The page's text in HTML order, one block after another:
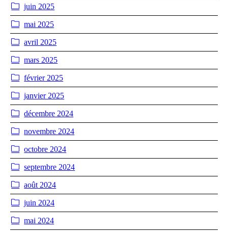
juin 2025
mai 2025
avril 2025
mars 2025
février 2025
janvier 2025
décembre 2024
novembre 2024
octobre 2024
septembre 2024
août 2024
juin 2024
mai 2024